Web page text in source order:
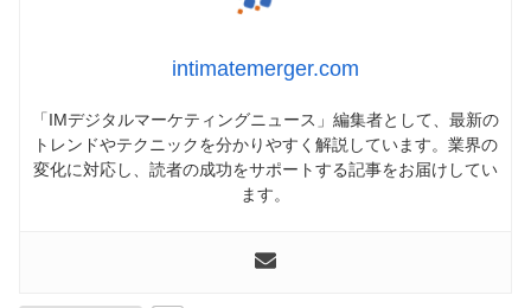
intimatemerger.com
「IMデジタルマーケティングニュース」編集者として、最新の
トレンドやテクニックを分かりやすく解説しています。業界の
変化に対応し、読者の成功をサポートする記事をお届けしてい
ます。